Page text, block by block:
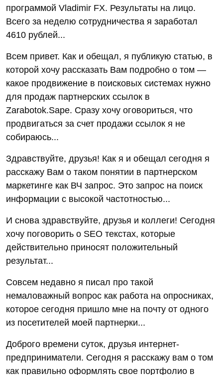
программой Vladimir FX. Результаты на лицо.
Всего за неделю сотрудничества я заработал
4610 рублей...
Всем привет. Как и обещал, я публикую статью, в
которой хочу рассказать Вам подробно о том —
какое продвижение в поисковых системах нужно
для продаж партнерских ссылок в
Zarabotok.Sape. Сразу хочу оговориться, что
продвигаться за счет продажи ссылок я не
собираюсь...
Здравствуйте, друзья! Как я и обещал сегодня я
расскажу Вам о таком понятии в партнерском
маркетинге как ВЧ запрос. Это запрос на поиск
информации с высокой частотностью...
И снова здравствуйте, друзья и коллеги! Сегодня
хочу поговорить о SEO текстах, которые
действительно приносят положительный
результат...
Совсем недавно я писал про такой
немаловажный вопрос как работа на опросниках,
которое сегодня пришло мне на почту от одного
из посетителей моей партнерки...
Доброго времени суток, друзья интернет-
предприниматели. Сегодня я расскажу вам о том
как правильно оформлять свое портфолио в